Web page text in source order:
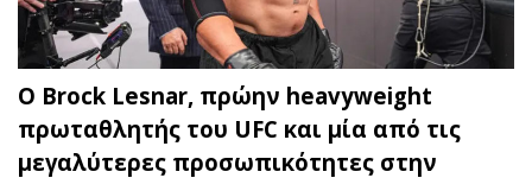
Ο Brock Lesnar, πρώην heavyweight
πρωταθλητής του UFC και μία από τις
μεγαλύτερες προσωπικότητες στην